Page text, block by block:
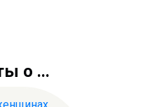
о ...